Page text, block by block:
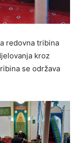
redovna tribina
kroz
se održava